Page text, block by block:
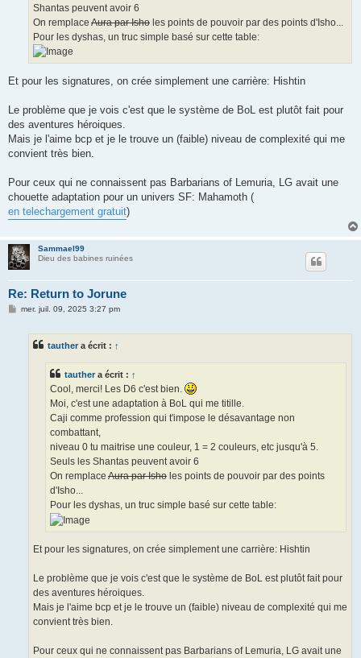
Shantas peuvent avoir 6
On remplace Aura par Isho les points de pouvoir par des points d'Isho...
Pour les dyshas, un truc simple basé sur cette table:
Et pour les signatures, on crée simplement une carrière: Hishtin
Le problème que je vois c'est que le système de BoL est plutôt fait pour
des aventures héroiques.
Mais je l'aime bcp et je le trouve un (faible) niveau de complexité qui me
convient très bien.
Pour ceux qui ne connaissent pas Barbarians of Lemuria, LG avait une
chouette adaptation pour un univers SF: Mahamoth (
en telechargement gratuit)
Sammael99
Dieu des babines ruinées
Re: Return to Jorune
Mmer. juil. 09, 2025 3:27 pm
tauther a écrit : ↑
tauthera écrit : ↑
Cool, merci! Les D6 c'est bien.
Moi, c'est une adaptation à BoL qui me titille.
Caji comme profession qui t'impose le désavantage non
combattant,
niveau 0 tu maitrise une couleur, 1 = 2 couleurs, etc jusqu'à 5.
Seuls les Shantas peuvent avoir 6
On remplace Aura par Isho les points de pouvoir par des points
d'Isho...
Pour les dyshas, un truc simple basé sur cette table:
Et pour les signatures, on crée simplement une carrière: Hishtin
Le problème que je vois c'est que le système de BoL est plutôt fait pour
des aventures héroiques.
Mais je l'aime bcp et je le trouve un (faible) niveau de complexité qui me
convient très bien.
Pour ceux qui ne connaissent pas Barbarians of Lemuria, LG avait une